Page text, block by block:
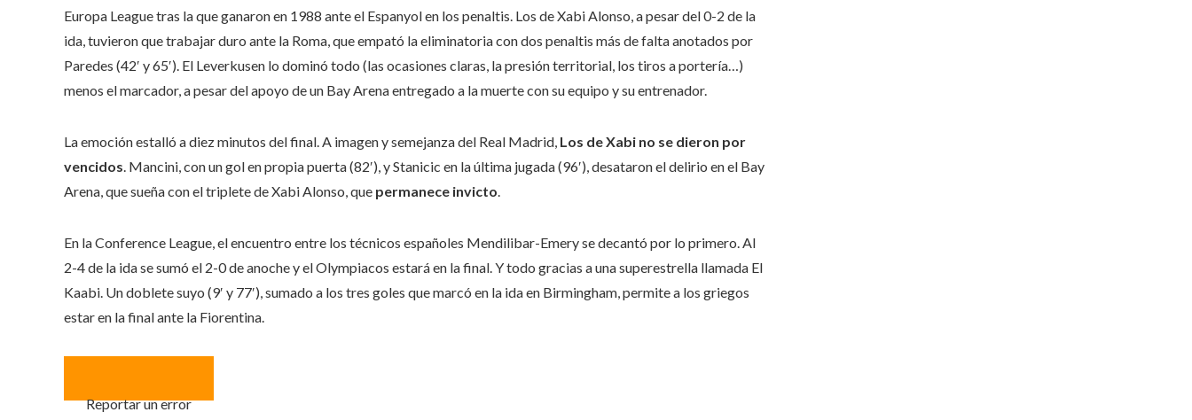
Europa League tras la que ganaron en 1988 ante el Espanyol en los penaltis. Los de Xabi Alonso, a pesar del 0-2 de la
ida, tuvieron que trabajar duro ante la Roma, que empató la eliminatoria con dos penaltis más de falta anotados por
Paredes (42′ y 65′). El Leverkusen lo dominó todo (las ocasiones claras, la presión territorial, los tiros a portería…)
menos el marcador, a pesar del apoyo de un Bay Arena entregado a la muerte con su equipo y su entrenador.
La emoción estalló a diez minutos del final. A imagen y semejanza del Real Madrid, Los de Xabi no se dieron por
vencidos. Mancini, con un gol en propia puerta (82′), y Stanicic en la última jugada (96′), desataron el delirio en el Bay
Arena, que sueña con el triplete de Xabi Alonso, que permanece invicto.
En la Conference League, el encuentro entre los técnicos españoles Mendilibar-Emery se decantó por lo primero. Al
2-4 de la ida se sumó el 2-0 de anoche y el Olympiacos estará en la final. Y todo gracias a una superestrella llamada El
Kaabi. Un doblete suyo (9′ y 77′), sumado a los tres goles que marcó en la ida en Birmingham, permite a los griegos
estar en la final ante la Fiorentina.
Reportar un error